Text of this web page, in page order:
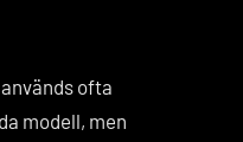
ofta
modell, men